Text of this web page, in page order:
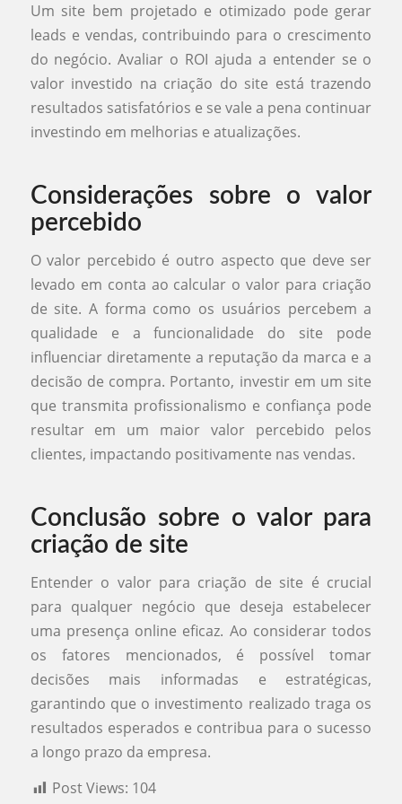
Um site bem projetado e otimizado pode gerar
leads e vendas, contribuindo para o crescimento
do negócio. Avaliar o ROI ajuda a entender se o
valor investido na criação do site está trazendo
resultados satisfatórios e se vale a pena continuar
investindo em melhorias e atualizações.
Considerações sobre o valor
percebido
O valor percebido é outro aspecto que deve ser
levado em conta ao calcular o valor para criação
de site. A forma como os usuários percebem a
qualidade e a funcionalidade do site pode
influenciar diretamente a reputação da marca e a
decisão de compra. Portanto, investir em um site
que transmita profissionalismo e confiança pode
resultar em um maior valor percebido pelos
clientes, impactando positivamente nas vendas.
Conclusão sobre o valor para
criação de site
Entender o valor para criação de site é crucial
para qualquer negócio que deseja estabelecer
uma presença online eficaz. Ao considerar todos
os fatores mencionados, é possível tomar
decisões mais informadas e estratégicas,
garantindo que o investimento realizado traga os
resultados esperados e contribua para o sucesso
a longo prazo da empresa.
Post Views: 104